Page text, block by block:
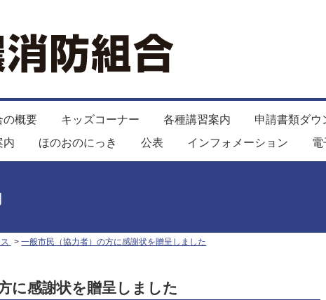
の概要 キッズコーナー 各種講習案内 申請書類ダウ
内 ほのおのにっき 公表 インフォメーション 電
一般市民（協力者）の方に感謝状を贈呈しました
に感謝状を贈呈しました